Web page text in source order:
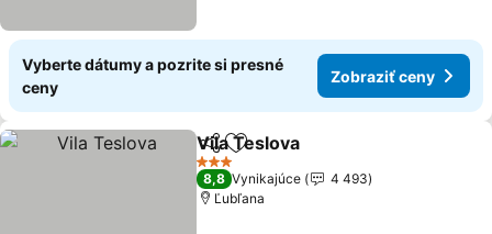
Vyberte dátumy a pozrite si presné
ceny
Zobraziť ceny
ZdieľaťPridať do obľúbených
Vila Teslova
3 Počet hviezdičiek
8,8 Vynikajúce
4 493
Ľubľana